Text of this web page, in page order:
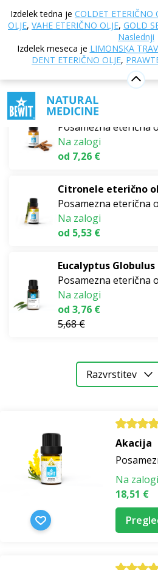
Izdelek tedna je COLDET ETERIČNO
OLJE, VAHE ETERIČNO OLJE, GOLD
Naslednji
Izdelek meseca je LIMONSKA
DENT ETERIČNO OLJE,
Domov
Posamezna eterična olja
Lesni
Najbolj prodajano
Cejlonski cimet, lubje
Posamezna eterična
Na zalogi
od 7,26 €
Citronele eterično
Posamezna eterična
Na zalogi
od 5,53 €
Eucalyptus Globulus
Posamezna eterična
Na zalogi
od 3,76 €
5,68 €
Razvrstitev
Akacija
Na zalogi
18,51 €